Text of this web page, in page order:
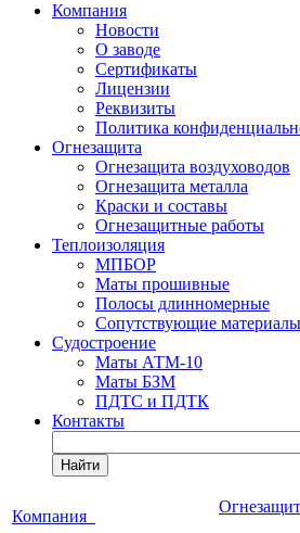
Компания
Новости
О заводе
Сертификаты
Лицензии
Реквизиты
Политика
Огнезащита
Огнезащита воздуховодов
Огнезащита металла
Краски и составы
Огнезащитные работы
Теплоизоляция
МПБОР
Маты прошивные
Полосы длинномерные
Сопутствующие материалы
Судостроение
Маты АТМ-10
Маты БЗМ
ПДТС и ПДТК
Контакты
Найти
Компания